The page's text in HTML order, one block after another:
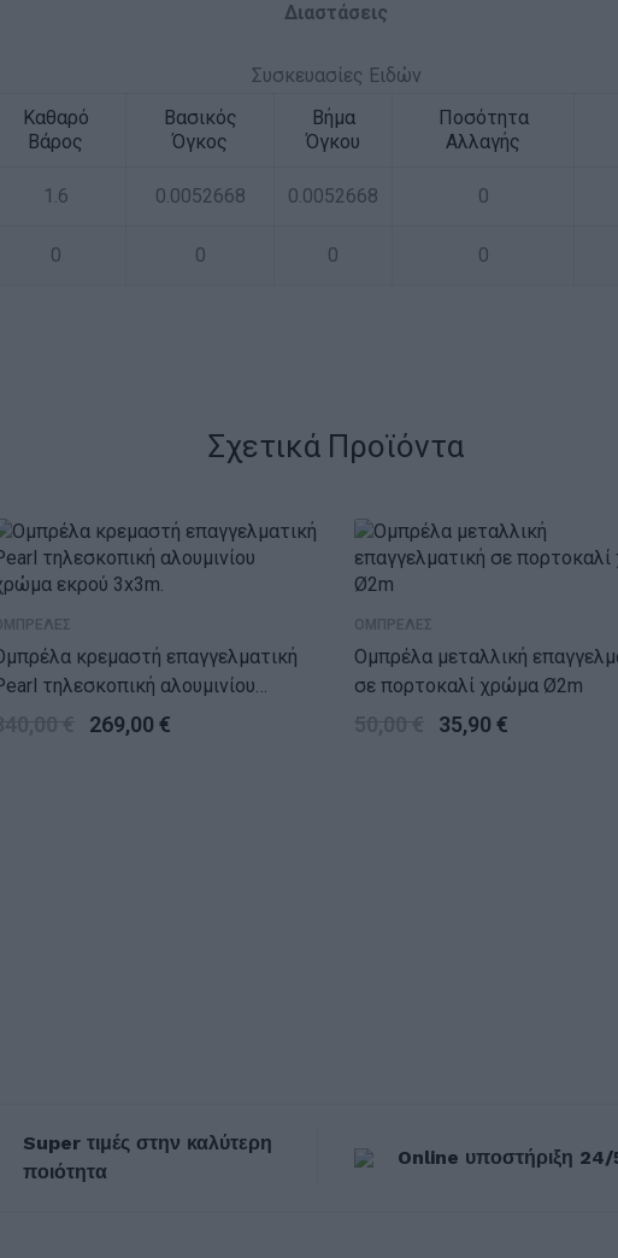
Διαστάσεις
Συσκευασίες Ειδών
Καθαρό
Βάρος
Βασικός
Όγκος
Βήμα
Όγκου
Ποσότητα
Αλλαγής
1.6 0.0052668 0.0052668 0
0 0 0 0
Σχετικά Προϊόντα
κρεμαστή επαγγελματική
αλουμινίου
χρώμα εκρού 3x3m.
269,00 €
ΟΜΠΡΕΛΕΣ
Ομπρέλα μεταλλική
σε πορτοκαλί χρώμα Ø2m
35,90 €
Super τιμές στην καλύτερη
ποιότητα
Online υποστήριξη 24/